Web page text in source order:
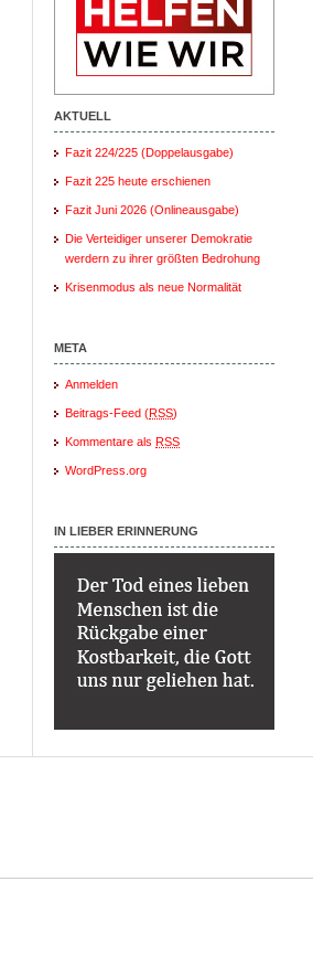
AKTUELL
Fazit 224/225 (Doppelausgabe)
Fazit 225 heute erschienen
Fazit Juni 2026 (Onlineausgabe)
Die Verteidiger unserer Demokratie
werdern zu ihrer größten Bedrohung
Krisenmodus als neue Normalität
META
Anmelden
Beitrags-Feed (RSS)
Kommentare als RSS
WordPress.org
IN LIEBER ERINNERUNG